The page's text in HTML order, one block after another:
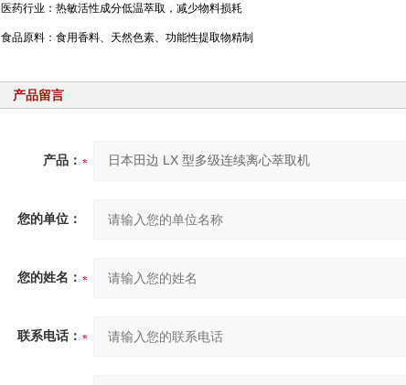
医药行业：热敏活性成分低温萃取，减少物料损耗
食品原料：食用香料、天然色素、功能性提取物精制
产品留言
产品：
您的单位：
您的姓名：
联系电话：